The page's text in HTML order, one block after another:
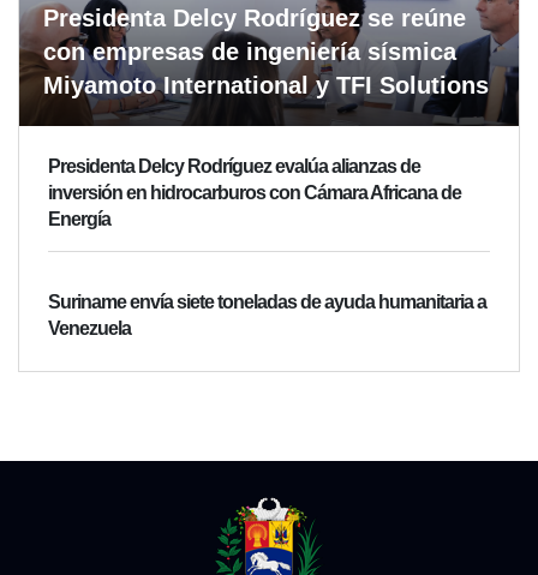
Presidenta Delcy Rodríguez se reúne
con empresas de ingeniería sísmica
Miyamoto International y TFI Solutions
Presidenta Delcy Rodríguez evalúa alianzas de
inversión en hidrocarburos con Cámara Africana de
Energía
Suriname envía siete toneladas de ayuda humanitaria a
Venezuela